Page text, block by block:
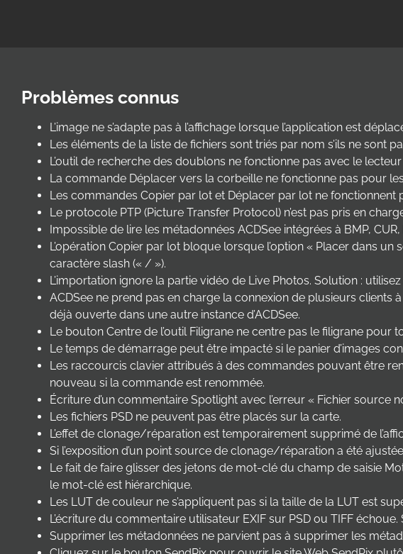
Problèmes connus
L’image ne s’adapte pas à l’affichage lorsque l’application est
Les éléments de la liste de fichiers sont triés par nom s’ils ne sont
L’outil de recherche des doublons ne fonctionne pas avec le
La commande Déplacer vers la corbeille ne fonctionne pas pour
Les commandes Copier par lot et Déplacer par lot ne
Le protocole PTP (Picture Transfer Protocol) n’est pas pris en
Impossible de lire les métadonnées ACDSee intégrées à BMP, CUR,
L’opération Copier par lot bloque lorsque l’option « Placer dans
caractère slash (« / »).
L’importation ignore la partie vidéo de Live Photos. Solution :
ACDSee ne prend pas en charge la connexion de plusieurs clients
déjà ouverte dans une autre instance d’ACDSee.
Le bouton Centre de l’outil Filigrane ne centre pas le filigrane pour
Le temps de démarrage peut être impacté si le panier d’images
Les raccourcis clavier attribués à des commandes pouvant être
nouveau si la commande est renommée.
Écriture d’un commentaire Spotlight avec l’erreur « Fichier source
Les fichiers PSD ne peuvent pas être placés sur la carte.
L’effet de clonage/réparation est temporairement supprimé de
Si l’exposition d’un point source de clonage/réparation a été
Le fait de faire glisser des jetons de mot-clé du champ de saisie
le mot-clé est hiérarchique.
Les LUT de couleur ne s’appliquent pas si la taille de la LUT est
L’écriture du commentaire utilisateur EXIF sur PSD ou TIFF échoue.
Supprimer les métadonnées ne parvient pas à supprimer les